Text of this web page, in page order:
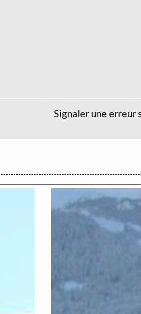
Signaler une erreur